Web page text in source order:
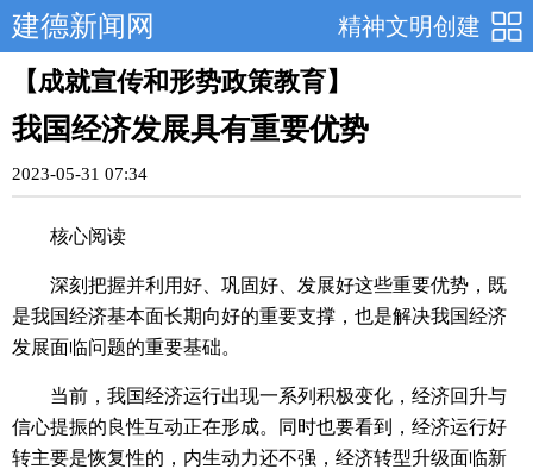
精神文明创建
建德新闻网
【成就宣传和形势政策教育】
我国经济发展具有重要优势
2023-05-31 07:34
核心阅读
深刻把握并利用好、巩固好、发展好这些重要优势，既
是我国经济基本面长期向好的重要支撑，也是解决我国经济
发展面临问题的重要基础。
当前，我国经济运行出现一系列积极变化，经济回升与
信心提振的良性互动正在形成。同时也要看到，经济运行好
转主要是恢复性的，内生动力还不强，经济转型升级面临新